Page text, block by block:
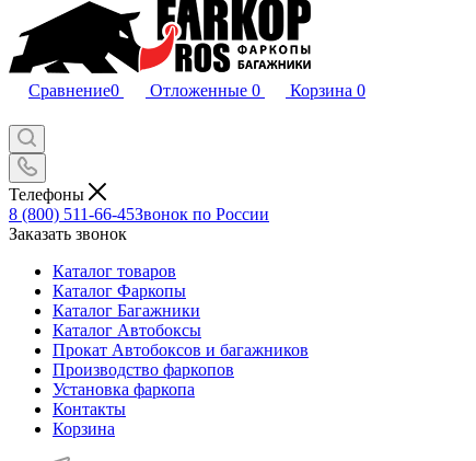
Сравнение0 Отложенные 0 Корзина 0
Телефоны
8 (800) 511-66-45Звонок по России
Заказать звонок
Каталог товаров
Каталог Фаркопы
Каталог Багажники
Каталог Автобоксы
Прокат Автобоксов и багажников
Производство фаркопов
Установка фаркопа
Контакты
Корзина